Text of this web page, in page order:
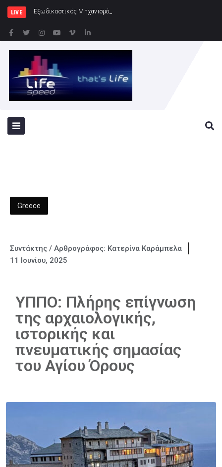
LIVE Εξωδικαστικός Μηχανισμός: Άνω των 20 δισ. ευρώ οι
Greece
Συντάκτης / Αρθρογράφος: Κατερίνα Καράμπελα
11 Ιουνίου, 2025
ΥΠΠΟ: Πλήρης επίγνωση
της αρχαιολογικής,
ιστορικής και
πνευματικής σημασίας
του Αγίου Όρους